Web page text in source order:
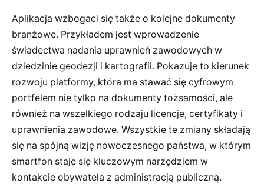
Aplikacja wzbogaci się także o kolejne dokumenty
branżowe. Przykładem jest wprowadzenie
świadectwa nadania uprawnień zawodowych w
dziedzinie geodezji i kartografii. Pokazuje to kierunek
rozwoju platformy, która ma stawać się cyfrowym
portfelem nie tylko na dokumenty tożsamości, ale
również na wszelkiego rodzaju licencje, certyfikaty i
uprawnienia zawodowe. Wszystkie te zmiany składają
się na spójną wizję nowoczesnego państwa, w którym
smartfon staje się kluczowym narzędziem w
kontakcie obywatela z administracją publiczną.